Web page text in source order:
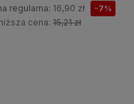
regularna: 16,90 zł -7%
cena: 15,21 zł